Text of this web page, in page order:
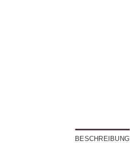
BESCHREIBUNG